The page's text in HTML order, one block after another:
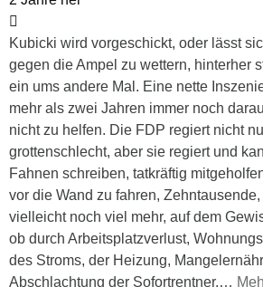
Kubicki wird vorgeschickt, oder lässt
gegen die Ampel zu wettern, hinterher
ein ums andere Mal. Eine nette
mehr als zwei Jahren immer noch
nicht zu helfen. Die FDP regiert nicht
grottenschlecht, aber sie regiert und
Fahnen schreiben, tatkräftig
vor die Wand zu fahren,
vielleicht noch viel mehr, auf dem
ob durch Arbeitsplatzverlust,
des Stroms, der Heizung,
Abschlachtung der Sofortrentner.…